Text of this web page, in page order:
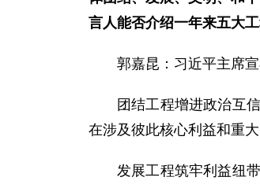
言人能否介绍一年来五大
郭嘉昆：习近平主席
团结工程增进政治互
在涉及彼此核心利益和重
发展工程筑牢利益纽